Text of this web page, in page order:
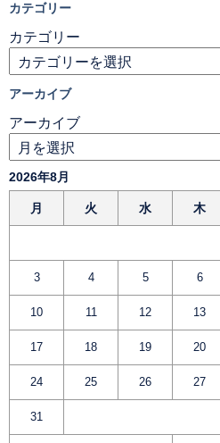
カテゴリー
カテゴリー
アーカイブ
アーカイブ
2026年8月
月 火 水 木
3 4 5 6
10 11 12 13
17 18 19 20
24 25 26 27
31